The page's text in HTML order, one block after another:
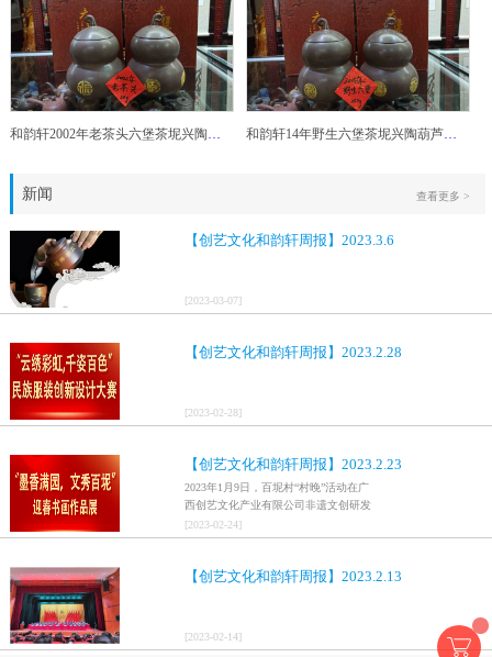
和韵轩2002年老茶头六堡茶坭兴陶葫芦茶罐 和韵轩14年野生六堡茶坭兴陶葫芦茶罐
新闻
【创艺文化和韵轩周报】2023.3.6
[2023-03-07]
【创艺文化和韵轩周报】2023.2.28
[2023-02-28]
【创艺文化和韵轩周报】2023.2.23
2023年1月9日，百坭村“村晚”活动在广
西创艺文化产业有限公司非遗文创研发
基地、百色市乐业县百坭壮族织布技艺
传承创意基地正式开启，活动紧扣“启航
村特色设计舞美，突出乡村文艺新体
[2023-02-24]
【创艺文化和韵轩周报】2023.2.13
[2023-02-14]
查看更多 >